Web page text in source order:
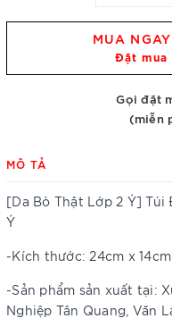
MUA
Đặt mua
Gọi đặt
(miễn
MÔ TẢ
[Da Bò Thật Lớp 2 Ý] Túi
Ý
-Kích thước: 24cm x
-Sản phẩm sản xuất tại:
Nghiệp Tân Quang, Văn